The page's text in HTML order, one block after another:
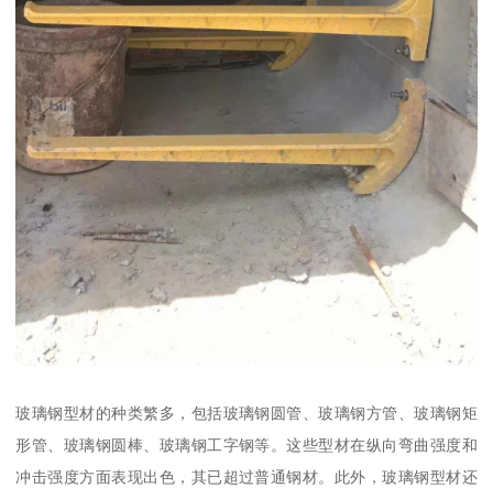
玻璃钢型材的种类繁多，包括玻璃钢圆管、玻璃钢方管、玻璃钢矩
形管、玻璃钢圆棒、玻璃钢工字钢等。这些型材在纵向弯曲强度和
冲击强度方面表现出色，其已超过普通钢材。此外，玻璃钢型材还